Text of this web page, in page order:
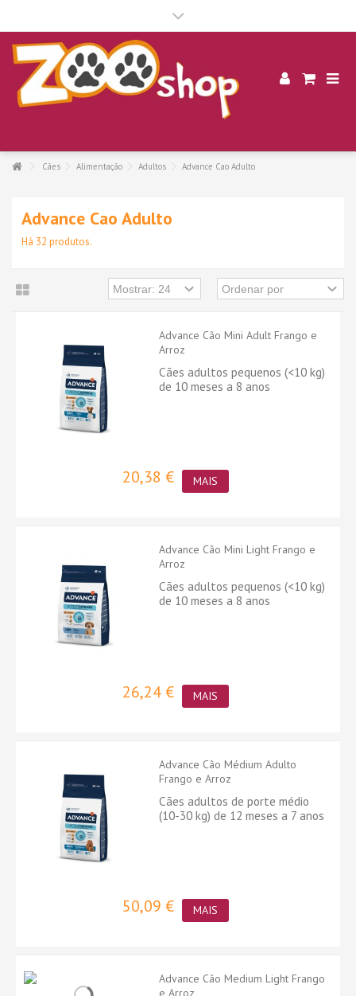
Cães Alimentação Adultos Advance Cao Adulto
Advance Cao Adulto
Há 32 produtos.
Advance Cão Mini Adult Frango e
Arroz
Cães adultos pequenos (<10 kg)
de 10 meses a 8 anos
20,38 € MAIS
Advance Cão Mini Light Frango e
Arroz
Cães adultos pequenos (<10 kg)
de 10 meses a 8 anos
26,24 € MAIS
Advance Cão Médium Adulto
Frango e Arroz
Cães adultos de porte médio
(10-30 kg) de 12 meses a 7 anos
50,09 € MAIS
Advance Cão Medium Light Frango
e Arroz